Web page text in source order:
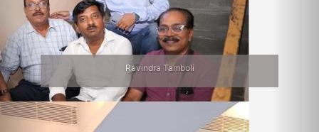
Jalgaon Bhet